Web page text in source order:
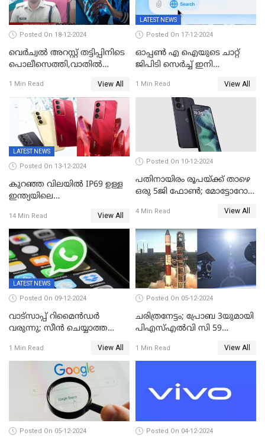
Posted On 18-12-2024
വെർച്വൽ അറസ്റ്റ് തട്ടിപ്പിനിടെ
പൊലീസെത്തി,വാതില്‍
ഡോക്ടർ വിസമ്മതിച്ചിട്ടും
ഫോൺ വാങ്ങി;
നിർണായകമായത് ബാങ്കിന്റെ
സംശയം
1 Min Read View All
LATEST NEWS
Posted On 17-12-2024
ഓപ്പൺ എ ഐയുടെ ചാറ്റ്
ജിപിടി സെർച്ച് ഇനി
ഉപയോഗിക്കാം
1 Min Read View All
LATEST NEWS
Posted On 13-12-2024
കുറഞ്ഞ വിലയിൽ IP69 ഉള്ള
ഇന്ത്യയിലെ
സ്‌കാനര്‍, എല്‍ഇഡി
ഫ്‌ളാഷിനൊപ്പം രണ്ട് കാമറ
സെന്‍സറുകള്‍; റിയല്‍മി 14
എക്‌സ് 18ന് വിപണിയില്‍
14 Min Read View All
Posted On 10-12-2024
പതിനായിരം രൂപയ്ക്ക് താഴെ
ഒരു 5ജി ഫോൺ; മോട്ടോറോള
അവതരിപ്പിച്ചു
4 Min Read View All
LATEST NEWS
Posted On 09-12-2024
വാട്സാപ്പ് റിമൈൻഡർ
വരുന്നു; സീൻ ചെയ്യാത്ത
ഓർമിപ്പിക്കും ഈ
പുതുപുത്തൻ ഫീച്ചർ
1 Min Read View All
Posted On 05-12-2024
ചരിത്രനേട്ടം; പ്രോബ 3യുമായി
പിഎസ്എല്‍വി സി 59
വിജയം
1 Min Read View All
Posted On 05-12-2024 Posted On 04-12-2024